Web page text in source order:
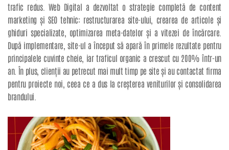
trafic redus. Web Digital a dezvoltat o strategie completă de content
marketing și SEO tehnic: restructurarea site-ului, crearea de articole și
ghiduri specializate, optimizarea meta-datelor și a vitezei de încărcare.
După implementare, site-ul a început să apară în primele rezultate pentru
principalele cuvinte cheie, iar traficul organic a crescut cu 200% într-un
an. În plus, clienții au petrecut mai mult timp pe site și au contactat firma
pentru proiecte noi, ceea ce a dus la creșterea veniturilor și consolidarea
brandului.